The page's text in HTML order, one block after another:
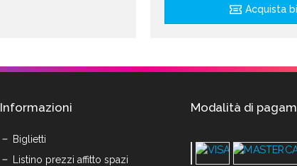
Acquista
Informazioni
Biglietti
Listino prezzi affitto spazi
Modalità di